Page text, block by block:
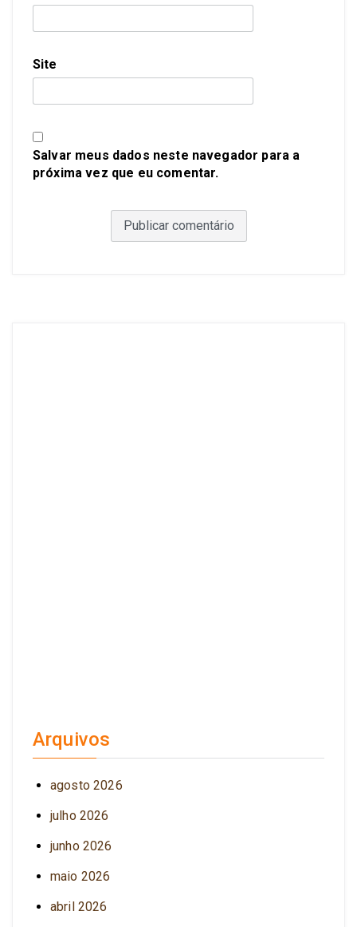
Site
Salvar meus dados neste navegador para a
próxima vez que eu comentar.
Arquivos
agosto 2026
julho 2026
junho 2026
maio 2026
abril 2026